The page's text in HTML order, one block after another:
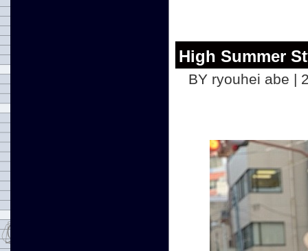
High Summer
BY ryouhei abe |